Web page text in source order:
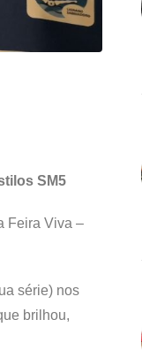
SM5
Feira Viva –
série) nos
brilhou,